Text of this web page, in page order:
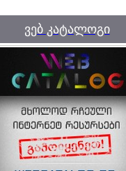
ვებ კატალოგი